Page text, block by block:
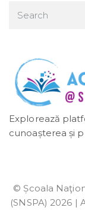
Explorează
cunoașterea și
© Școala
(SNSPA) 2026 |